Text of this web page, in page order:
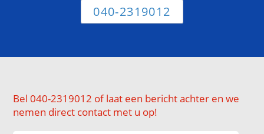
040-2319012
Bel 040-2319012 of laat een bericht achter en we
nemen direct contact met u op!